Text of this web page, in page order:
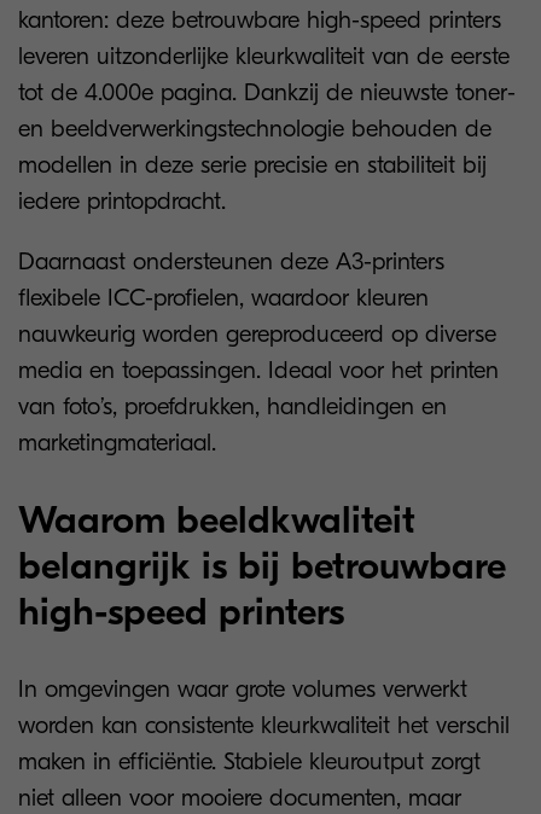
kantoren: deze betrouwbare high-speed printers
leveren uitzonderlijke kleurkwaliteit van de eerste
tot de 4.000e pagina. Dankzij de nieuwste toner-
en beeldverwerkingstechnologie behouden de
modellen in deze serie precisie en stabiliteit bij
iedere printopdracht.
Daarnaast ondersteunen deze A3-printers
flexibele ICC-profielen, waardoor kleuren
nauwkeurig worden gereproduceerd op diverse
media en toepassingen. Ideaal voor het printen
van foto’s, proefdrukken, handleidingen en
marketingmateriaal.
Waarom beeldkwaliteit
belangrijk is bij betrouwbare
high-speed printers
In omgevingen waar grote volumes verwerkt
worden kan consistente kleurkwaliteit het verschil
maken in efficiëntie. Stabiele kleuroutput zorgt
niet alleen voor mooiere documenten, maar